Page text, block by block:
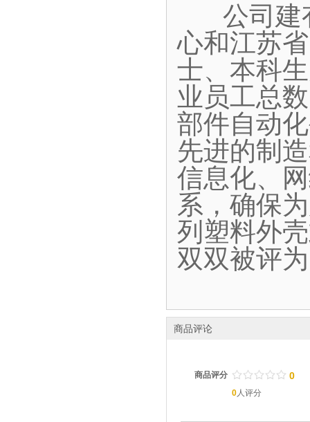
公司建
心和江苏
士、本科
业员工总
部件自动
先进的制
信息化、
系，确保
列塑料外
双双被评
商品评论
商品评分 / / / / /
. . . . . 0
0人评分